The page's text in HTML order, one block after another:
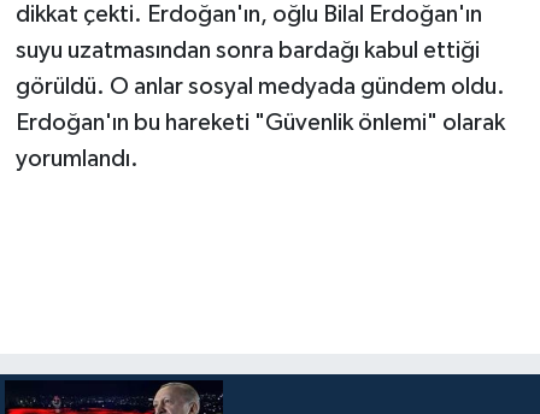
dikkat çekti. Erdoğan'ın, oğlu Bilal Erdoğan'ın
suyu uzatmasından sonra bardağı kabul ettiği
görüldü. O anlar sosyal medyada gündem oldu.
Erdoğan'ın bu hareketi "Güvenlik önlemi" olarak
yorumlandı.